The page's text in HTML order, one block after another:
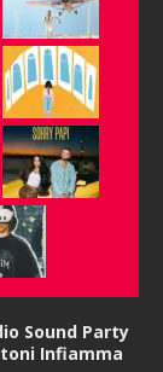
Sound Party
Infiamma